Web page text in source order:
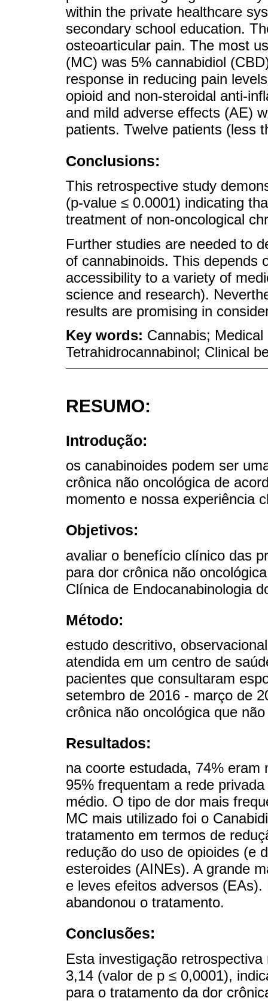
within the private healthcare
secondary school education.
osteoarticular pain. The most
(MC) was 5% cannabidiol
response in reducing pain
opioid and non-steroidal anti-
and mild adverse effects (AE)
patients. Twelve patients (less
Conclusions:
This retrospective study
(p-value ≤ 0.0001) indicating
treatment of non-oncological
Further studies are needed to
of cannabinoids. This depends
accessibility to a variety of
science and research).
results are promising in
Key words: Cannabis;
Tetrahidrocannabinol; Clinical
RESUMO:
Introdução:
os canabinoides podem ser
crônica não oncológica de
momento e nossa experiência
Objetivos:
avaliar o benefício clínico das
para dor crônica não
Clínica de Endocanabinologia
Método:
estudo descritivo,
atendida em um centro de
pacientes que consultaram
setembro de 2016 - março de
crônica não oncológica que
Resultados:
na coorte estudada, 74% eram
95% frequentam a rede
médio. O tipo de dor mais
MC mais utilizado foi o
tratamento em termos de
redução do uso de opioides (e
esteroides (AINEs). A grande
e leves efeitos adversos
abandonou o tratamento.
Conclusões:
Esta investigação
3,14 (valor de p ≤ 0,0001),
para o tratamento da dor